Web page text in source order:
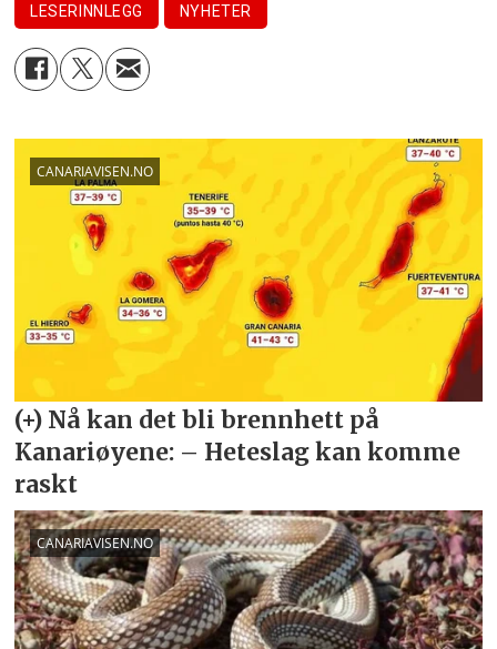
LESERINNLEGG NYHETER